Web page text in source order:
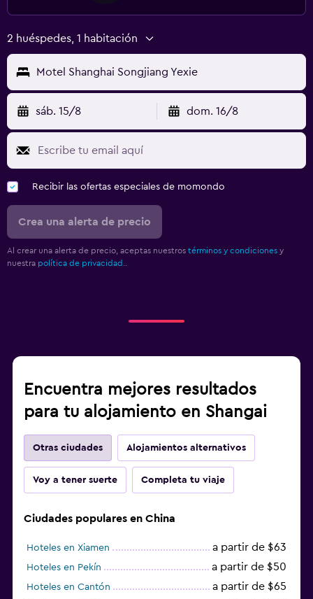
2 huéspedes, 1 habitación
Motel Shanghai Songjiang Yexie
sáb. 15/8 dom. 16/8
Recibir las ofertas especiales de momondo
Crea una alerta de precio
Al crear una alerta de precio, aceptas nuestros términos y condiciones y
nuestra política de privacidad.
Encuentra mejores resultados
para tu alojamiento en Shangai
Otras ciudades Alojamientos alternativos
Voy a tener suerte Completa tu viaje
Ciudades populares en China
Hoteles en Xiamen a partir de $63
Hoteles en Pekín a partir de $50
Hoteles en Cantón a partir de $65